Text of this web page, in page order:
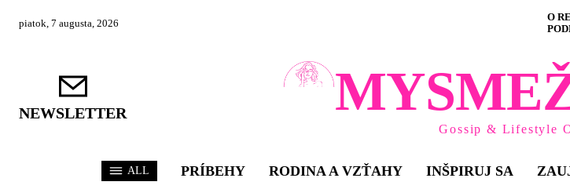
piatok, 7 augusta, 2026 O
NEWSLETTER
Gossip & Lifestyle
ALL PRÍBEHY RODINA A VZŤAHY INŠPIRUJ SA